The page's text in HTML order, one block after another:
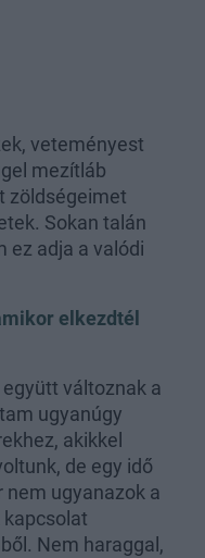
veteményest
mezítláb
zöldségeimet
Sokan talán
ez adja a valódi
elkezdtél
változnak a
ugyanúgy
akikkel
de egy idő
nem ugyanazok a
Nem haraggal,